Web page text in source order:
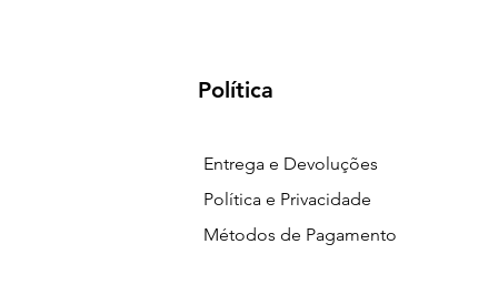
Política
Entrega e Devoluções
Política e Privacidade
Métodos de Pagamento